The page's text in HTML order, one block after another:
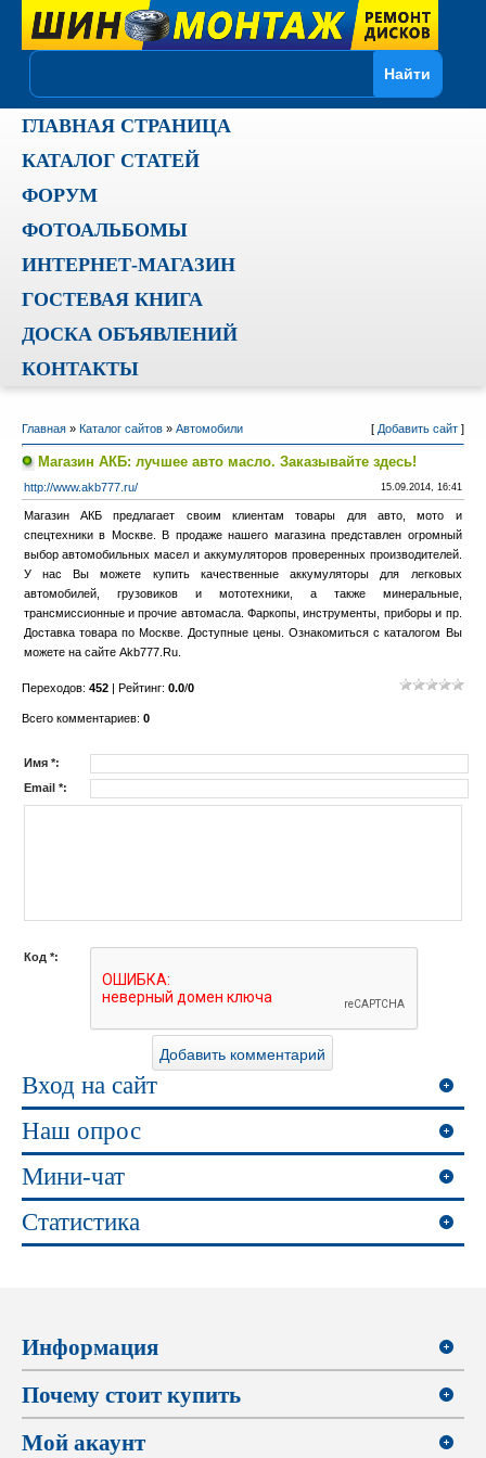
ГЛАВНАЯ СТРАНИЦА
КАТАЛОГ СТАТЕЙ
ФОРУМ
ФОТОАЛЬБОМЫ
ИНТЕРНЕТ-МАГАЗИН
ГОСТЕВАЯ КНИГА
ДОСКА ОБЪЯВЛЕНИЙ
КОНТАКТЫ
Главная» Каталог сайтов» Автомобили [ Добавить сайт]
Магазин АКБ: лучшее авто масло. Заказывайте здесь!
http://www.akb777.ru/ 15.09.2014, 16:41
Магазин АКБ предлагает своим клиентам товары для авто, мото и
спецтехники в Москве. В продаже нашего магазина представлен огромный
выбор автомобильных масел и аккумуляторов проверенных производителей.
У нас Вы можете купить качественные аккумуляторы для легковых
автомобилей, грузовиков и мототехники, а также минеральные,
трансмиссионные и прочие автомасла. Фаркопы, инструменты, приборы и пр.
Доставка товара по Москве. Доступные цены. Ознакомиться с каталогом Вы
можете на сайте Akb777.Ru.
Переходов: 452| Рейтинг: 0.0/0
Всего комментариев: 0
Имя *:
Email *:
Код *:
Вход на сайт
Наш опрос
Мини-чат
Статистика
Информация
Почему стоит купить
Мой акаунт